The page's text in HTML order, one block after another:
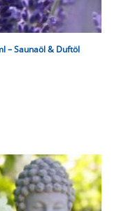
– Saunaöl & Duftöl